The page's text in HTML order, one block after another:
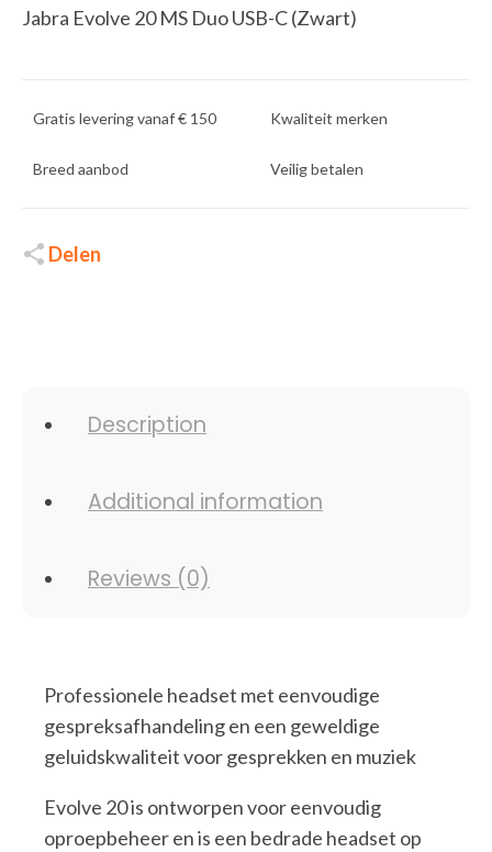
Jabra Evolve 20 MS Duo USB-C (Zwart)
Gratis levering vanaf € 150 Kwaliteit merken
Breed aanbod Veilig betalen
Delen
Description
Additional information
Reviews (0)
Professionele headset met eenvoudige
gespreksafhandeling en een geweldige
geluidskwaliteit voor gesprekken en muziek
Evolve 20 is ontworpen voor eenvoudig
oproepbeheer en is een bedrade headset op